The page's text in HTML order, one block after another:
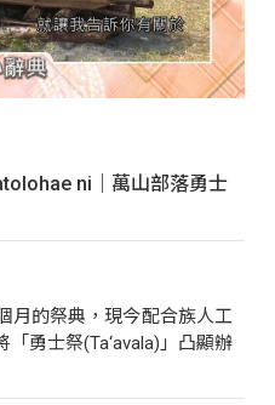
ni｜萬山部落勇士
月的祭典，現今配合族人工
勇士祭(Ta‘avala)」凸顯辦